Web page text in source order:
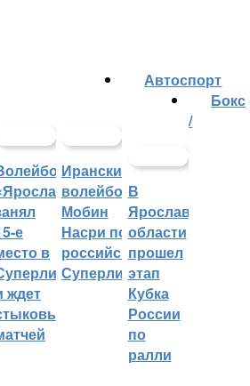
е
в
ждет
Иранский
волейболист
Мобин
Насри покинет
российскую
Суперлигу
Автоспорт
В
Ярославской
области
прошел
этап
Кубка
России
по
ралли
Бокс
/